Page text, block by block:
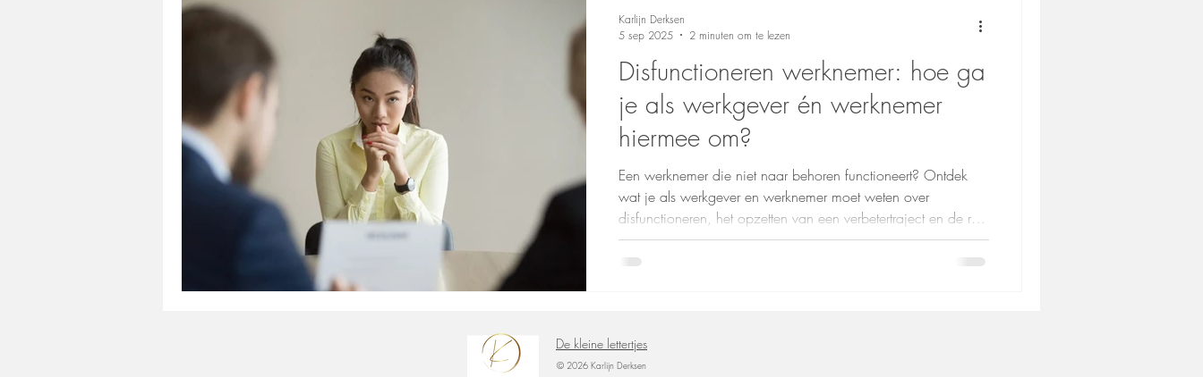
Disfunctioneren werknemer: hoe ga
je als werkgever én werknemer
hiermee om?
Een werknemer die niet naar behoren functioneert? Ontdek
wat je als werkgever en werknemer moet weten over
disfunctioneren, het opzetten van een verbetertraject en de rol
van een vaststellingsovereenkomst (VSO). Inclusief praktische
tips om fouten te voorkomen.
Karlijn Derksen
5 sep 2025
2 minuten om te lezen
De kleine lettertjes
© 2026 Karlijn Derksen